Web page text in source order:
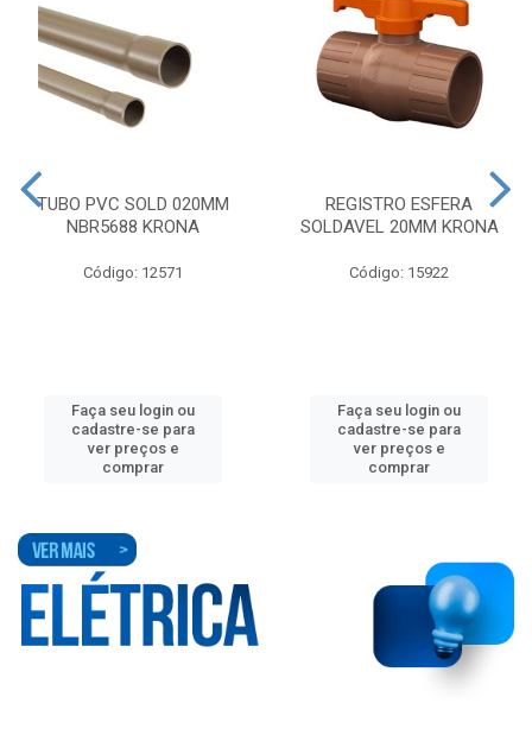
TUBO PVC SOLD 020MM
NBR5688 KRONA
Código: 12571
Faça seu login ou
cadastre-se para
ver preços e
comprar
REGISTRO ESFERA
SOLDAVEL 20MM KRONA
Código: 15922
Faça seu login ou
cadastre-se para
ver preços e
comprar